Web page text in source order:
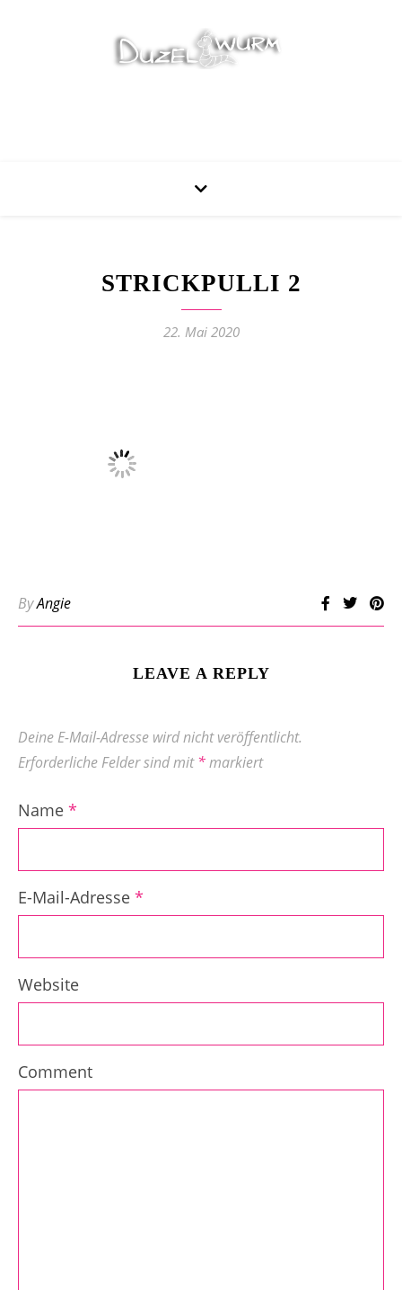
STRICKPULLI 2
22. Mai 2020
ByAngie
LEAVE A REPLY
Deine E-Mail-Adresse wird nicht veröffentlicht.
Erforderliche Felder sind mit*markiert
Name *
E-Mail-Adresse *
Website
Comment